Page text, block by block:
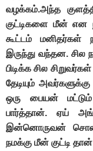
வழக்கம்.அந்த
குட்டிகளை மீன் என
கூட்டம் மனிதர்கள்
இருந்து வந்தன. சில
பிடிக்க சில
தேடியும்
ஒரு பையன்
பார்த்தான். ஏய்
இன்னொருவன்
நமக்கு மீன் குட்டி